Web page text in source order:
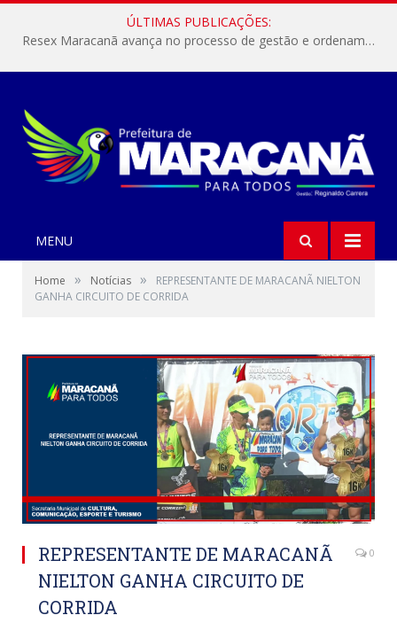
ÚLTIMAS PUBLICAÇÕES:
Resex Maracanã avança no processo de gestão e ordenamento do turismo em nossas áreas protegidas.
MENU
Home » Notícias »
REPRESENTANTE DE MARACANÃ NIELTON
GANHA CIRCUITO DE CORRIDA
REPRESENTANTE DE MARACANÃ
NIELTON GANHA CIRCUITO DE
CORRIDA
0